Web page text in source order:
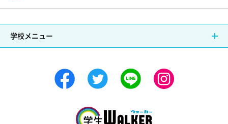
学校メニュー